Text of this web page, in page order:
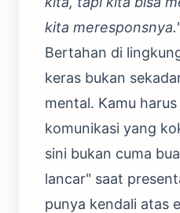
kita
Bertahan di
keras bukan
mental. Kamu
komunikasi yang
sini bukan cuma
lancar" saat
punya kendali atas